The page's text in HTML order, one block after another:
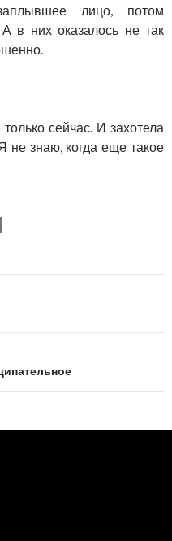
лицо, потом
А в них оказалось не так
сейчас. И захотела
не знаю, когда еще такое